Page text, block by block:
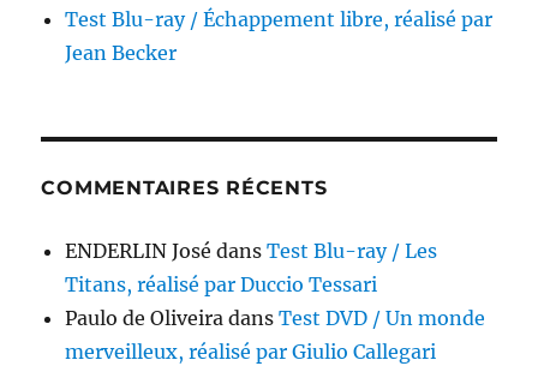
Test Blu-ray / Échappement libre, réalisé par
Jean Becker
COMMENTAIRES RÉCENTS
ENDERLIN José dansTest Blu-ray / Les
Titans, réalisé par Duccio Tessari
Paulo de Oliveira dansTest DVD / Un monde
merveilleux, réalisé par Giulio Callegari